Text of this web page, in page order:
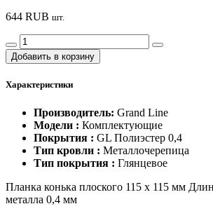
644 RUB шт.
Добавить в корзину
Характеристики
Производитель: Grand Line
Модели : Комплектующие
Покрытия : GL Полиэстер 0,4
Тип кровли : Металлочерепица
Тип покрытия : Глянцевое
Планка конька плоского 115 х 115 мм
металла 0,4 мм